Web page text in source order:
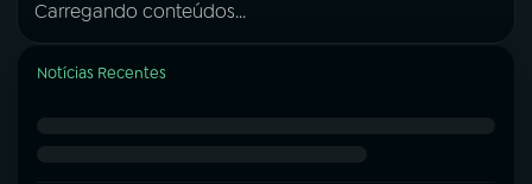
Carregando conteúdos...
Notícias Recentes